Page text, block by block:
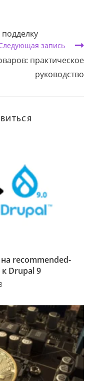
запись
практическое
руководство
recommended-
Drupal 9